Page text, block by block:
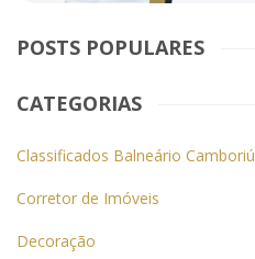
POSTS POPULARES
CATEGORIAS
Classificados Balneário Camboriú
Corretor de Imóveis
Decoração